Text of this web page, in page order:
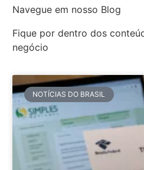
Navegue em nosso Blog
Fique por dentro dos
negócio
NOTÍCIAS DO BRASIL